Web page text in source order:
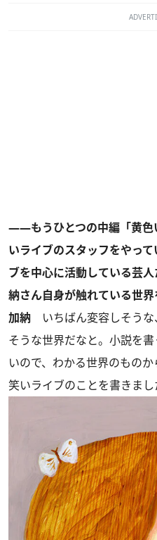
――もうひとつの中編「黄色
いライブのスタッフをやっ
ブを中心に活動している芸
納さん自身が触れている世
加納 いちばん変容しそうな
そうな世界だなと。小説を
いので、わかる世界のもの
笑いライブのことを書きまし